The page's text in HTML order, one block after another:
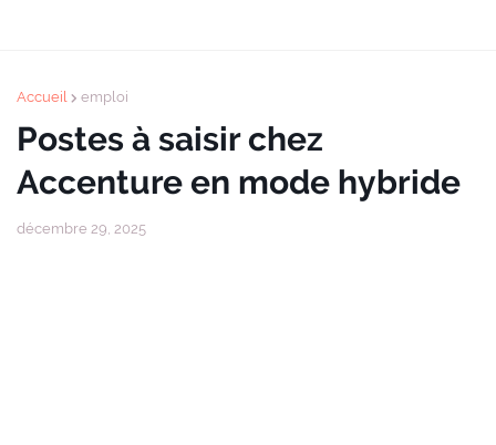
Accueil emploi
Postes à saisir chez
Accenture en mode hybride
décembre 29, 2025